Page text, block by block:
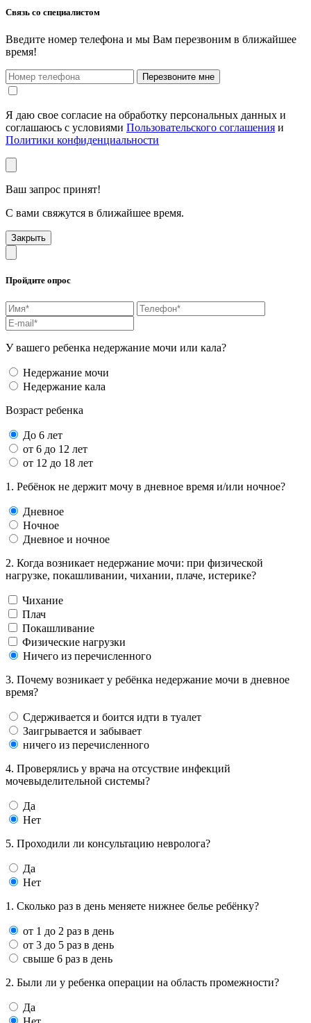
Связь со специалистом
Введите номер телефона и мы Вам перезвоним в ближайшее
время!
Перезвоните мне
Я даю свое согласие на обработку персональных данных и
соглашаюсь с условиями Пользовательского соглашения и
Политики конфиденциальности
Ваш запрос принят!
С вами свяжутся в ближайшее время.
Закрыть
Пройдите опрос
У вашего ребенка недержание мочи или кала?
Недержание мочи
Недержание кала
Возраст ребенка
До 6 лет
от 6 до 12 лет
от 12 до 18 лет
1. Ребёнок не держит мочу в дневное время и/или ночное?
Дневное
Ночное
Дневное и ночное
2. Когда возникает недержание мочи: при физической
нагрузке, покашливании, чихании, плаче, истерике?
Чихание
Плач
Покашливание
Физические нагрузки
Ничего из перечисленного
3. Почему возникает у ребёнка недержание мочи в дневное
время?
Сдерживается и боится идти в туалет
Заигрывается и забывает
ничего из перечисленного
4. Проверялись у врача на отсуствие инфекций
мочевыделительной системы?
Да
Нет
5. Проходили ли консультацию невролога?
Да
Нет
1. Сколько раз в день меняете нижнее белье ребёнку?
от 1 до 2 раз в день
от 3 до 5 раз в день
свыше 6 раз в день
2. Были ли у ребенка операции на область промежности?
Да